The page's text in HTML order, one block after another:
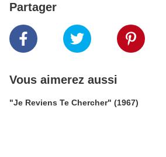
Partager
Vous aimerez aussi
"Je Reviens Te Chercher" (1967)